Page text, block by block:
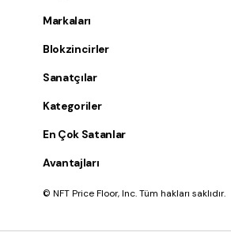
Markaları
Blokzincirler
Sanatçılar
Kategoriler
En Çok Satanlar
Avantajları
© NFT Price Floor, Inc. Tüm hakları saklıdır.